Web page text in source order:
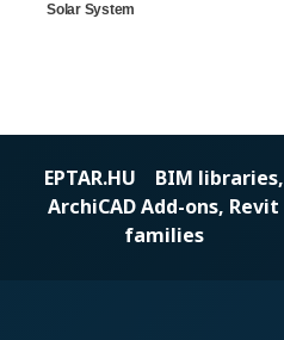
Solar System
EPTAR.HU BIM libraries,
ArchiCAD Add-ons, Revit
families